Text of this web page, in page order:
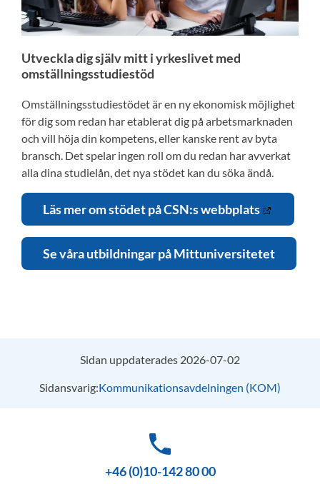
Utveckla dig själv mitt i yrkeslivet med
omställningsstudiestöd
Omställningsstudiestödet är en ny ekonomisk möjlighet
för dig som redan har etablerat dig på arbetsmarknaden
och vill höja din kompetens, eller kanske rent av byta
bransch. Det spelar ingen roll om du redan har avverkat
alla dina studielån, det nya stödet kan du söka ändå.
Läs mer om stödet på CSN:s webbplats
Se våra utbildningar på Mittuniversitetet
Sidan uppdaterades 2026-07-02
Sidansvarig:Kommunikationsavdelningen (KOM)
phone
+46 (0)10-142 80 00